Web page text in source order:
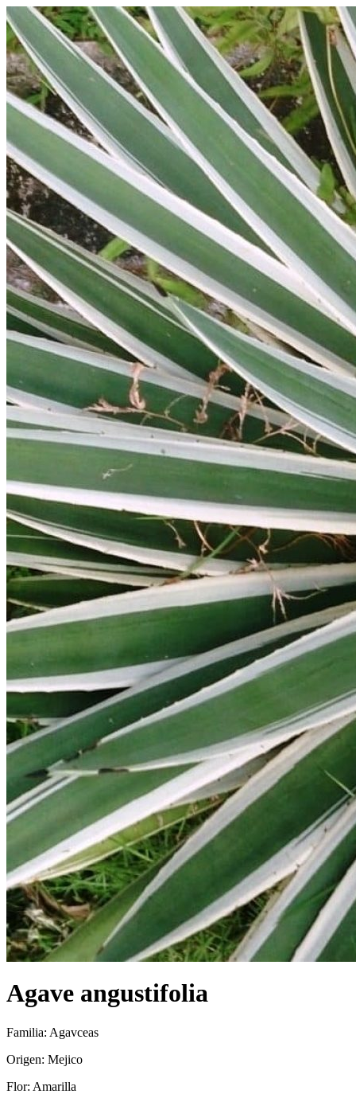
Agave angustifolia
Familia: Agavceas
Origen: Mejico
Flor: Amarilla